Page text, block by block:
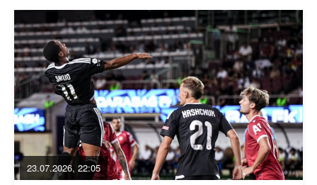
23.07.2026, 22:05